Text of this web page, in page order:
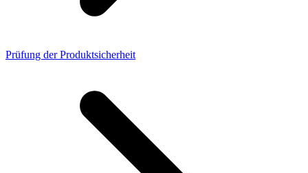
Prüfung der Produktsicherheit